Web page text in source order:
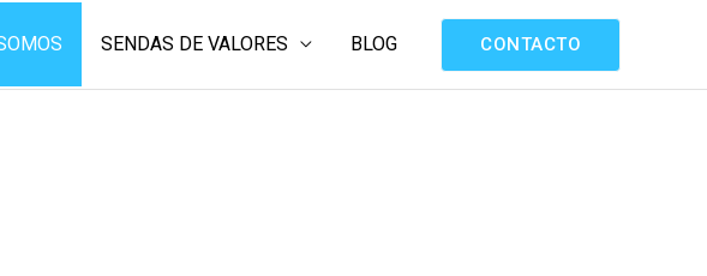
SENDAS DE VALORES BLOG CONTACTO